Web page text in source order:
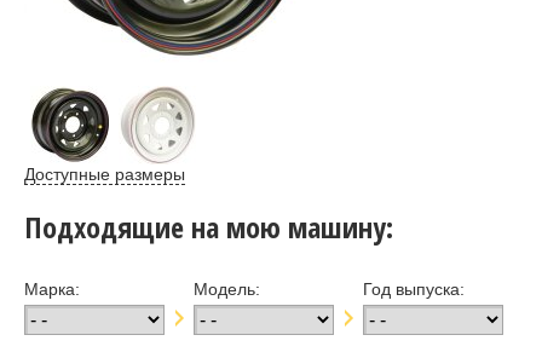
Доступные размеры
Подходящие на мою машину:
Марка: Модель: Год выпуска: